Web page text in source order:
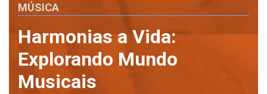
MÚSICA
Harmonias a Vida:
Explorando Mundo
Musicais